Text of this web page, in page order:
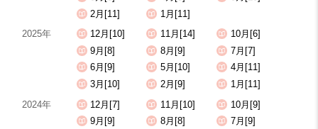
2月[11]
1月[11]
2025年
12月[10] 11月[14]
10月[6]
9月[8]
8月[9]
7月[7]
6月[9]
5月[10]
4月[11]
3月[10]
2月[9]
1月[11]
2024年
12月[7] 11月[10]
10月[9]
9月[9]
8月[8]
7月[9]